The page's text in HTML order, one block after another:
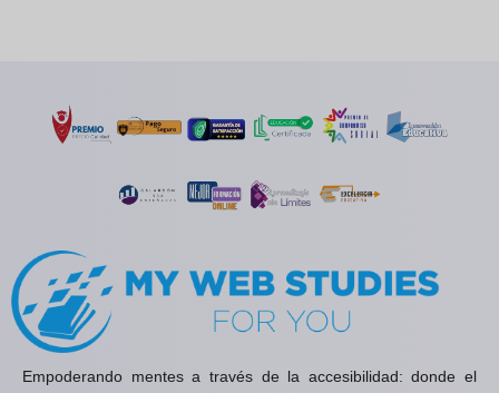
Empoderando mentes a través de la accesibilidad: donde el